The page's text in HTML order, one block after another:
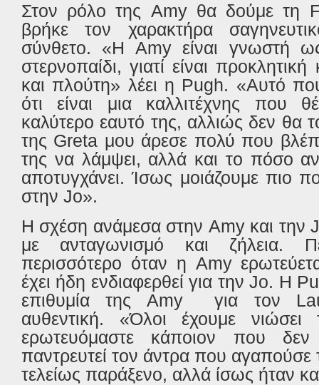
Στον ρόλο της Amy θα δούμε τη
βρήκε τον χαρακτήρα
σύνθετο. «ΗAmy είναι γνωστή
στερνοπαίδι, γιατί είναι
και πλούτη» λέει η Pugh. «Αυτό
ότι είναι μια καλλιτέχνης που
καλύτερο εαυτό της, αλλιώς δεν θα
της Greta μου άρεσε πολύ που
της να λάμψει, αλλά και το πόσο
αποτυγχάνει. Ίσως μοιάζουμε πιο
στην Jo».
H σχέση ανάμεσα στην Amyκαι την
με ανταγωνισμό και ζήλεια.
περισσότερο όταν η Amy
έχει ήδη ενδιαφερθεί για τηνJo. Η
επιθυμία τηςAmy για τον
αυθεντική. «Όλοι έχουμε
ερωτευόμαστε κάποιον που
παντρευτεί τον άντρα που αγαπούσε
τελείως παράξενο, αλλά ίσως ήταν